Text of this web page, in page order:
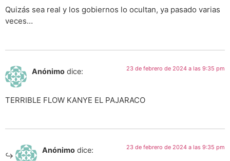
Quizás sea real y los gobiernos lo ocultan, ya pasado varias
veces…
Anónimo dice: 23 de febrero de 2024 a las 9:35 pm
TERRIBLE FLOW KANYE EL PAJARACO
Anónimo dice: 23 de febrero de 2024 a las 9:35 pm